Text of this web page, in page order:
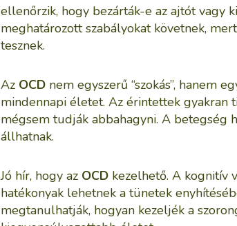
ellenőrzik, hogy bezárták-e az ajtót vagy
meghatározott szabályokat követnek,
tesznek.
Az OCD nem egyszerű “szokás”, hanem
mindennapi életet. Az érintettek gyakran
mégsem tudják abbahagyni. A betegség
állhatnak.
Jó hír, hogy az OCD kezelhető. A kognitív
hatékonyak lehetnek a tünetek
megtanulhatják, hogyan kezeljék a